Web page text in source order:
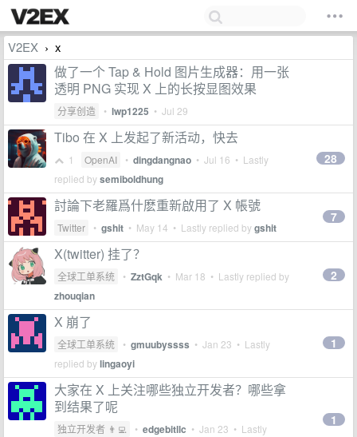
V2EX › x
做了一个 Tap & Hold 图片生成器：用一张
透明 PNG 实现 X 上的长按显图效果
分享创造 • lwp1225 • Jul 29
Tibo 在 X 上发起了新活动，快去
1 OpenAI • dingdangnao • Jul 16 • Lastly
replied bysemiboldhung
28
討論下老羅爲什麽重新啟用了 X 帳號
Twitter • gshit • May 14 • Lastly replied bygshit
7
X(twitter) 挂了？
全球工单系统 • ZztGqk • Mar 18 • Lastly replied by
zhouqian
2
X 崩了
全球工单系统 • gmuubyssss • Jan 23 • Lastly
replied bylingaoyi
1
大家在 X 上关注哪些独立开发者？哪些拿
到结果了呢
独立开发者 👨‍💻 • edgebitllc • Jan 23 • Lastly
1